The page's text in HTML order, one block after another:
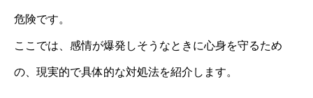
危険です。
ここでは、感情が爆発しそうなときに心身を守るため
の、現実的で具体的な対処法を紹介します。